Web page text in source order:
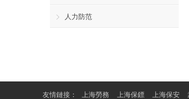
人力防范
友情鏈接： 上海勞務 上海保鏢 上海保安